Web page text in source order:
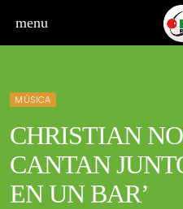
menu
MÚSICA
CHRISTIAN
CANTAN
EN UN BAR’